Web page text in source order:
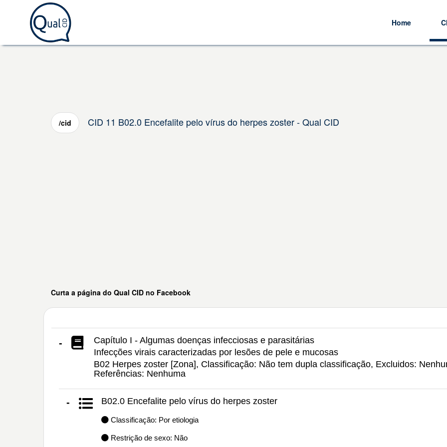
Home
/cid CID 11 B02.0 Encefalite pelo vírus do herpes zoster - Qual CID
Curta a página do Qual CID no Facebook
-
Capítulo I - Algumas doenças infecciosas e parasitárias
Infecções virais caracterizadas por lesões de pele e mucosas
B02 Herpes zoster [Zona], Classificação: Não tem dupla classificação, Excluidos:
Referências: Nenhuma
- B02.0 Encefalite pelo vírus do herpes zoster
Classificação: Por etiologia
Restrição de sexo: Não